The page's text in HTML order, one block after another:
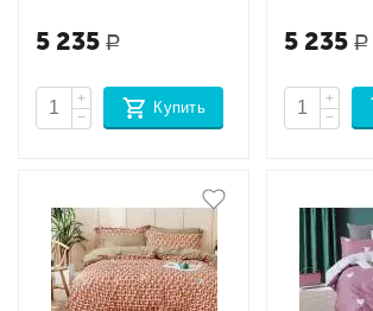
(50х70х2шт)
5 235 Р
+
−
Купить
(50х70х2шт)
5 235 Р
+
−